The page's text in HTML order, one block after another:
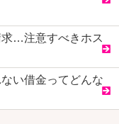
求…注意すべきホス
い借金ってどんな